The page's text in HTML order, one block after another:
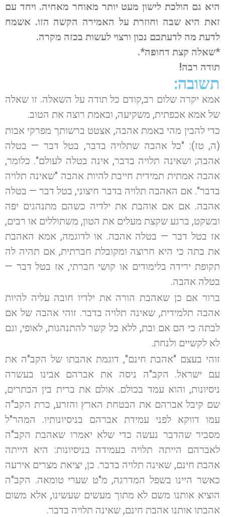
היא גם הולכת לישון מעט יותר מאוחר מאחיה. ויחד עם
זאת היא שבה וחוזרת על האמירה הקשה הזו. אשמח
לדעת מה לדעתכם נכון ורצוי לעשות בכזה מקרה.
*שאלה קצת דחופה*.
תודה רבה!
תשובה:
אמא יקרה שלום רב,קודם כל תודה על השאלה. זו שאלה
של אמא אכפתית, משקיעה, ובאמת רוצה את הטוב.
כדי להבין מהי באמת אהבה, אצטט ברשותך מפרקי אבות
(ה, טז): "כל אהבה שתלויה בדבר, בטל דבר — בטלה
אהבה; ושאינה תלויה בדבר, אינה בטלה לעולם". כלומר,
אהבה אמתית תמידית חייבת להיות אהבה "שאינה תלויה
בדבר". אם האהבה תלויה בדבר חיצוני, בטל דבר — בטלה
אהבה. אם אם אוהבת את ילדיה כשהם מתנהגים יפה
ובשקט, ברגע שקצת מעלים את הטון, משתוללים או רבים,
אז בטל דבר — בטלה אהבה. או לדוגמה, אמא האהבת
את בתה כי היא חרוצה ומקובלת חברתית, אם תהיה לה
תקופת ירידה בלימודים או קושי חברתי, אז בטל דבר —
בטלה אהבה.
ברור אם כן שאהבת הורה את ילדיו חובה עליה להיות
אהבה תלמידית, שאינה תלויה בדבר. זוהי אהבה של אם
לבתה כי הם אם ובת, ללא כל קשר להתנהגות, לאופי, וגם
לא לקשיים ולנחת.
זוהי בעצם "אהבת חינם", דוגמת אהבתו של הקב"ה את
עם ישראל. הקב"ה ניסה את אברהם אבינו בעשרה
ניסיונות, והוא עמד בכולם. אולם את ברית בין הבתרים,
שם קיבל אברהם את הבטחת הארץ והזרע, כרת הקב"ה
עמו דווקא לפני עמידת אברהם בניסיונותיו. המהר"ל
מסביר שהדבר נעשה כדי שלא יאמרו שאהבת הקב"ה
לאברהם הייתה תלויה בעמידה בניסיונות: היא הייתה
אהבת חינם, שאינה תלויה בדבר. כן, יציאת מצרים אירעה
כאשר היינו בשפל המדרגה, מ"ט שערי טומאה. הקב"ה
הוציא אותנו משם לא מתוך מעשים שעשינו, אלא משום
אהבתו אותנו אהבת חינם, שאינה תלויה בדבר.